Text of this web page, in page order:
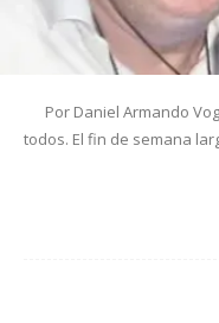
Por Daniel Armando
todos. El fin de semana